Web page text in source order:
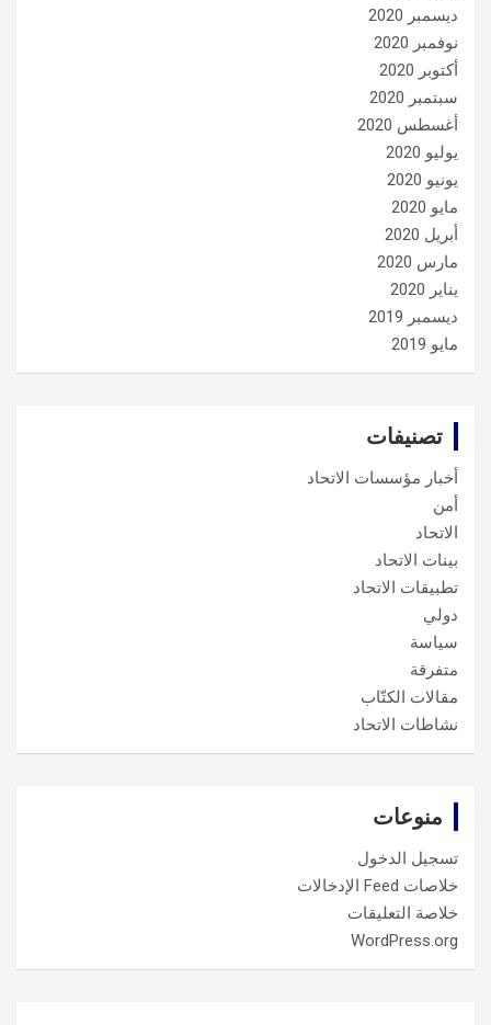
ديسمبر 2020
نوفمبر 2020
أكتوبر 2020
سبتمبر 2020
أغسطس 2020
يوليو 2020
يونيو 2020
مايو 2020
أبريل 2020
مارس 2020
يناير 2020
ديسمبر 2019
مايو 2019
تصنيفات
أخبار مؤسسات الاتحاد
أمن
الاتحاد
بينات الاتحاد
تطبيقات الاتحاد
دولي
سياسة
متفرقة
مقالات الكتّاب
نشاطات الاتحاد
منوعات
تسجيل الدخول
خلاصات Feed الإدخالات
خلاصة التعليقات
WordPress.org